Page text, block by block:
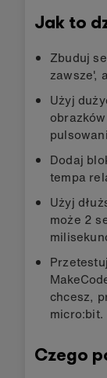
Jak to
Zbuduj
zawsze',
Użyj
Dodaj
tempa
Użyj
może 2
chcesz,
micro:bit.
Czego